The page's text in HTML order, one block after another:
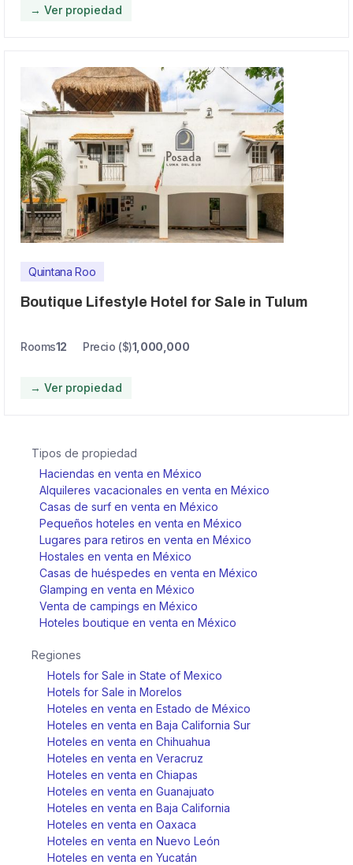
→ Ver propiedad
Quintana Roo
Boutique Lifestyle Hotel for Sale in Tulum
Rooms12 Precio ($)1,000,000
→ Ver propiedad
Tipos de propiedad
Haciendas en venta en México
Alquileres vacacionales en venta en México
Casas de surf en venta en México
Pequeños hoteles en venta en México
Lugares para retiros en venta en México
Hostales en venta en México
Casas de huéspedes en venta en México
Glamping en venta en México
Venta de campings en México
Hoteles boutique en venta en México
Regiones
Hotels for Sale in State of Mexico
Hotels for Sale in Morelos
Hoteles en venta en Estado de México
Hoteles en venta en Baja California Sur
Hoteles en venta en Chihuahua
Hoteles en venta en Veracruz
Hoteles en venta en Chiapas
Hoteles en venta en Guanajuato
Hoteles en venta en Baja California
Hoteles en venta en Oaxaca
Hoteles en venta en Nuevo León
Hoteles en venta en Yucatán